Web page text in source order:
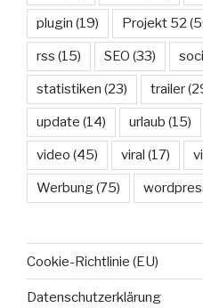
plugin (19) Projekt 52
rss (15) SEO (33)
statistiken (23) trailer
update (14) urlaub (15)
video (45) viral (17)
Werbung(75)
Cookie-Richtlinie (EU)
Datenschutzerklärung